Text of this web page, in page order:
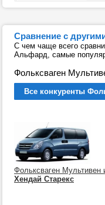
Сравнение с
С чем чаще всего
Альфард, самые
Фольксваген
Все конкуренты
Фольксваген Мультивен
Хендай Старекс